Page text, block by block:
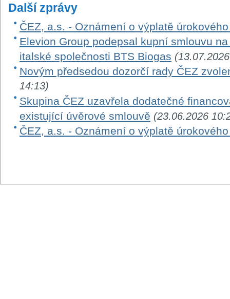
Další zprávy
ČEZ, a.s. - Oznámení o výplatě
Elevion Group podepsal kupní smlouvu
italské společnosti BTS Biogas
Novým předsedou dozorčí rady ČEZ
14:13)
Skupina ČEZ uzavřela dodatečné
existující úvěrové smlouvě (23.06.2026
ČEZ, a.s. - Oznámení o výplatě